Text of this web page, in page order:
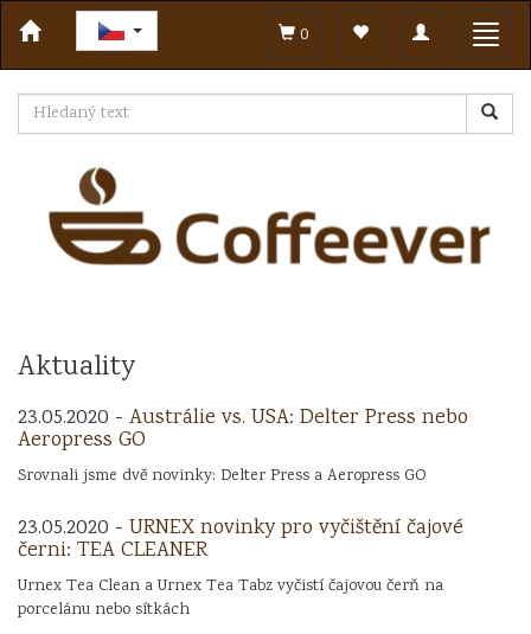
Toggle
navigation
0
Aktuality
23.05.2020 - Austrálie vs. USA: Delter Press nebo
Aeropress GO
Srovnali jsme dvě novinky: Delter Press a Aeropress GO
23.05.2020 - URNEX novinky pro vyčištění čajové
černi: TEA CLEANER
Urnex Tea Clean a Urnex Tea Tabz vyčistí čajovou čerň na
porcelánu nebo sítkách